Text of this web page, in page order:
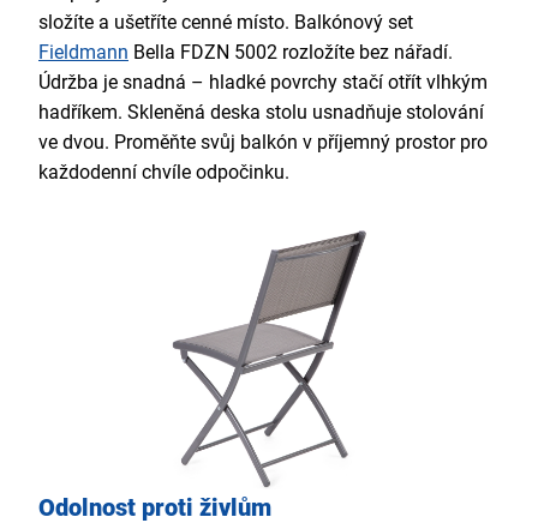
složíte a ušetříte cenné místo. Balkónový set
Fieldmann Bella FDZN 5002 rozložíte bez nářadí.
Údržba je snadná – hladké povrchy stačí otřít vlhkým
hadříkem. Skleněná deska stolu usnadňuje stolování
ve dvou. Proměňte svůj balkón v příjemný prostor pro
každodenní chvíle odpočinku.
Odolnost proti živlům